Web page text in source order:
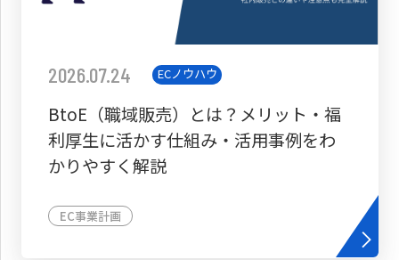
2026.07.24 ECノウハウ
BtoE（職域販売）とは？メリット・福
利厚生に活かす仕組み・活用事例をわ
かりやすく解説
EC事業計画